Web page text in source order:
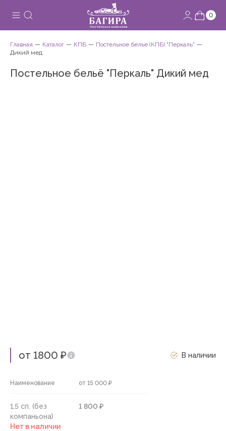
0
Главная Каталог КПБ
Постельное белье (КПБ) "Перкаль"
Дикий мед
Постельное бельё "Перкаль" Дикий мед
от 1800 ₽ В наличии
Наименование от 15 000 ₽
1,5 сп. (без
компаньона)
1 800 ₽
Нет в наличии